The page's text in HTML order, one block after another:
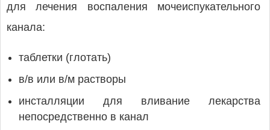
для лечения воспаления мочеиспукательного
канала:
таблетки (глотать)
в/в или в/м растворы
инсталляции для вливание лекарства
непосредственно в канал